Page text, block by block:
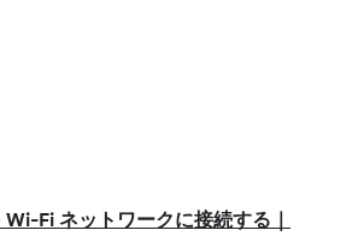
Fi ネットワークに接続する｜